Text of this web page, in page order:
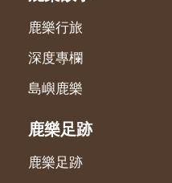
鹿樂行旅
深度專欄
島嶼鹿樂
鹿樂足跡
鹿樂足跡